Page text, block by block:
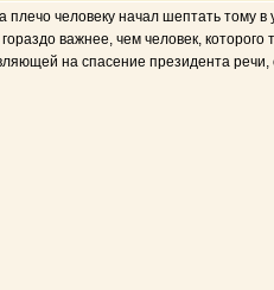
человеку начал шептать
важнее, чем человек,
на спасение президента речи,